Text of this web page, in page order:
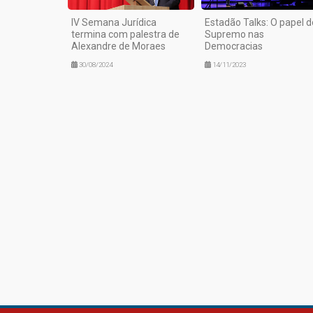
IV Semana Jurídica
termina com palestra de
Alexandre de Moraes
30/08/2024
Estadão Talks: O papel
Supremo nas
Democracias
14/11/2023